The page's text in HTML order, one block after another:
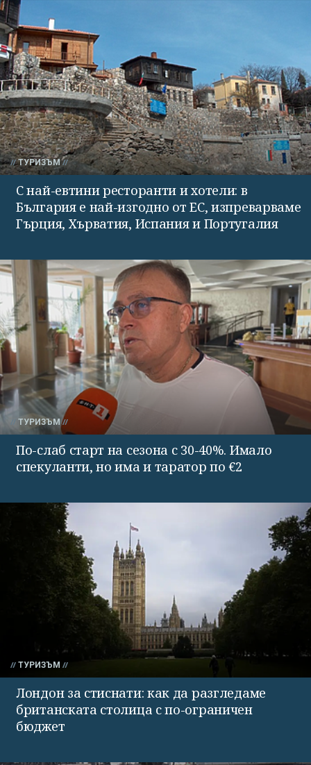
ТУРИЗЪМ
С най-евтини ресторанти и хотели: в
България е най-изгодно от ЕС, изпреварваме
Гърция, Хърватия, Испания и Португалия
ТУРИЗЪМ
По-слаб старт на сезона с 30-40%. Имало
спекуланти, но има и таратор по €2
ТУРИЗЪМ
Лондон за стиснати: как да разгледаме
британската столица с по-ограничен
бюджет